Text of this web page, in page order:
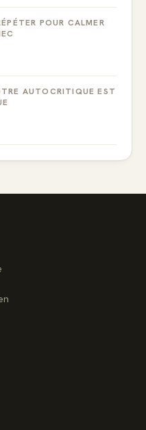
POUR CALMER
AUTOCRITIQUE EST